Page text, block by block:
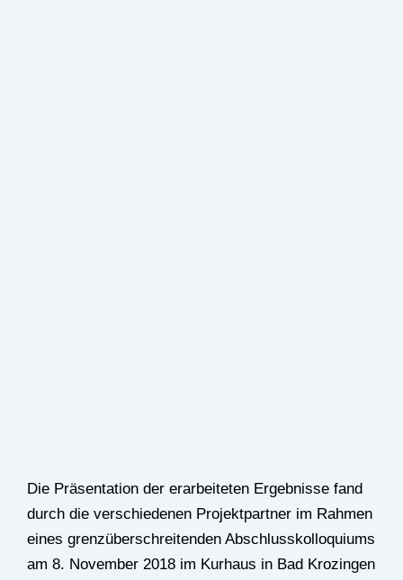
Die Präsentation der erarbeiteten Ergebnisse fand
durch die verschiedenen Projektpartner im Rahmen
eines grenzüberschreitenden Abschlusskolloquiums
am 8. November 2018 im Kurhaus in Bad Krozingen